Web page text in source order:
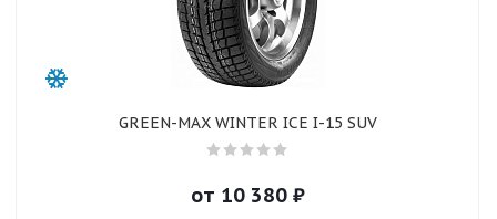
GREEN-MAX WINTER ICE I-15 SUV
от 10 380₽